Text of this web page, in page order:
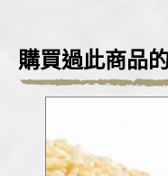
購買過此商品